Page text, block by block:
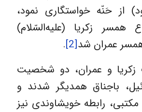
از حَنّه خواستگاری نمود،
همسر زکریا (علیه‌السّلام)
عمران شد[2]
.
زکریا و عمران، دو شخصیت
باجناق همدیگر شدند و
مکتبی، رابطه خویشاوندی نیز